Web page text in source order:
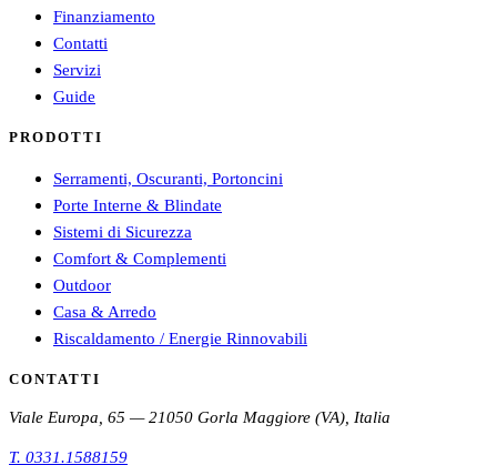
Finanziamento
Contatti
Servizi
Guide
PRODOTTI
Serramenti, Oscuranti, Portoncini
Porte Interne & Blindate
Sistemi di Sicurezza
Comfort & Complementi
Outdoor
Casa & Arredo
Riscaldamento / Energie Rinnovabili
CONTATTI
Viale Europa, 65 — 21050 Gorla Maggiore (VA), Italia
T. 0331.1588159